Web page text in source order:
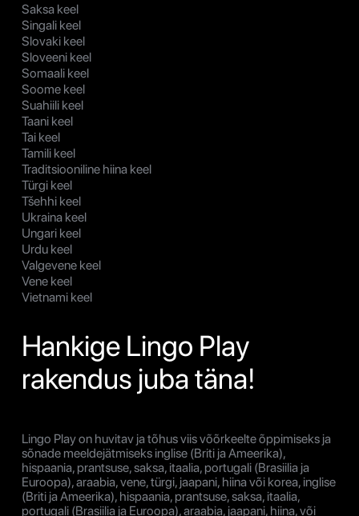
Saksa keel
Singali keel
Slovaki keel
Sloveeni keel
Somaali keel
Soome keel
Suahiili keel
Taani keel
Tai keel
Tamili keel
Traditsiooniline hiina keel
Türgi keel
Tšehhi keel
Ukraina keel
Ungari keel
Urdu keel
Valgevene keel
Vene keel
Vietnami keel
Hankige Lingo Play
rakendus juba täna!
Lingo Play on huvitav ja tõhus viis võõrkeelte õppimiseks ja
sõnade meeldejätmiseks inglise (Briti ja Ameerika),
hispaania, prantsuse, saksa, itaalia, portugali (Brasiilia ja
Euroopa), araabia, vene, türgi, jaapani, hiina või korea, inglise
(Briti ja Ameerika), hispaania, prantsuse, saksa, itaalia,
portugali (Brasiilia ja Euroopa), araabia, jaapani, hiina, või